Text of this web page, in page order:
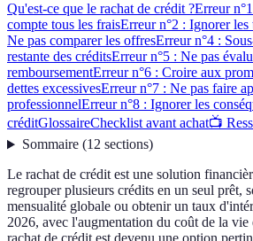
Qu'est-ce que le rachat de crédit ?Erreur
compte tous les fraisErreur n°2 : Ignorer
Ne pas comparer les offresErreur n°4 :
restante des créditsErreur n°5 : Ne pas
remboursementErreur n°6 : Croire aux
dettes excessivesErreur n°7 : Ne pas faire
professionnelErreur n°8 : Ignorer les
créditGlossaireChecklist avant achat📺
Sommaire(12 sections)
Le rachat de crédit est une solution
regrouper plusieurs crédits en un seul prêt,
mensualité globale ou obtenir un taux
2026, avec l'augmentation du coût de la vie